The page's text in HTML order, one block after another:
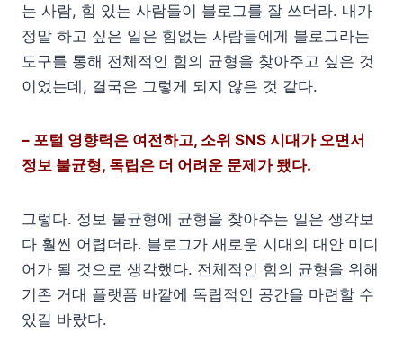
는 사람, 힘 있는 사람들이 블로그를 잘 쓰더라. 내가
정말 하고 싶은 일은 힘없는 사람들에게 블로그라는
도구를 통해 전체적인 힘의 균형을 찾아주고 싶은 것
이었는데, 결국은 그렇게 되지 않은 것 같다.
– 포털 영향력은 여전하고, 소위 SNS 시대가 오면서
정보 불균형, 독립은 더 어려운 문제가 됐다.
그렇다. 정보 불균형에 균형을 찾아주는 일은 생각보
다 훨씬 어렵더라. 블로그가 새로운 시대의 대안 미디
어가 될 것으로 생각했다. 전체적인 힘의 균형을 위해
기존 거대 플랫폼 바깥에 독립적인 공간을 마련할 수
있길 바랐다.